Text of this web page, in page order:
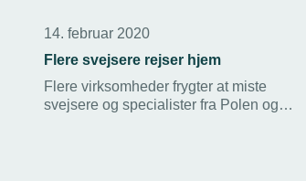
14. februar 2020
Flere svejsere rejser hjem
Flere virksomheder frygter at miste
svejsere og specialister fra Polen og